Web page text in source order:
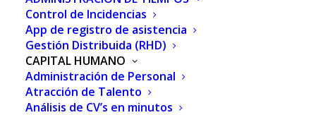
Control de Incidencias
App de registro de asistencia
Gestión Distribuida (RHD)
CAPITAL HUMANO
Administración de Personal
Atracción de Talento
Análisis de CV’s en minutos